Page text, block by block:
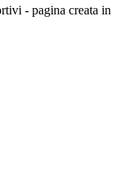
- pagina creata in